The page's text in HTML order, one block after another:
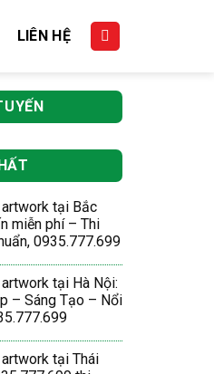
LIÊN HỆ
tại Bắc
miễn phí – Thi
0935.777.699
tại Hà Nội:
– Sáng Tạo – Nổi
tại Thái